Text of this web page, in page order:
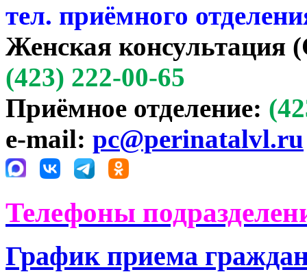
тел. приёмного
Женская консультация
(423) 222-00-65
Приёмное отделение:
e-mail: pc@perinatalvl.ru
Телефоны
График приема